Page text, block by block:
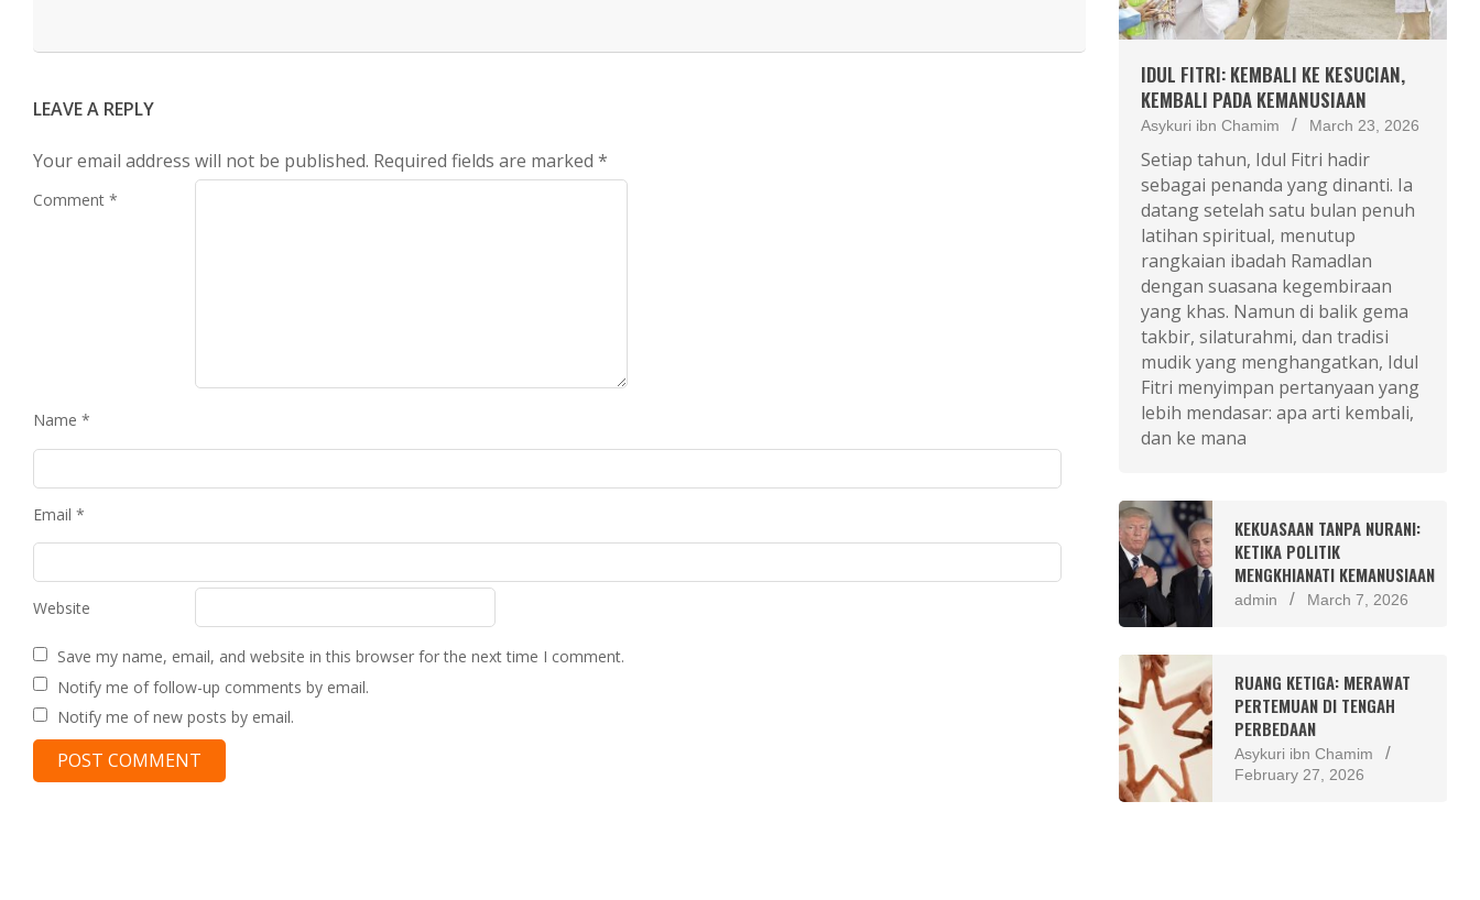
LEAVE A REPLY
Your email address will not be published. Required fields are marked *
Comment *
Name *
Email *
Website
Save my name, email, and website in this browser for the next time I comment.
Notify me of follow-up comments by email.
Notify me of new posts by email.
IDUL FITRI: KEMBALI KE KESUCIAN,
KEMBALI PADA KEMANUSIAAN
Asykuri ibn Chamim March 23, 2026
Setiap tahun, Idul Fitri hadir
sebagai penanda yang dinanti. Ia
datang setelah satu bulan penuh
latihan spiritual, menutup
rangkaian ibadah Ramadlan
dengan suasana kegembiraan
yang khas. Namun di balik gema
takbir, silaturahmi, dan tradisi
mudik yang menghangatkan, Idul
Fitri menyimpan pertanyaan yang
lebih mendasar: apa arti kembali,
dan ke mana
KEKUASAAN TANPA NURANI:
KETIKA POLITIK
MENGKHIANATI KEMANUSIAAN
admin March 7, 2026
RUANG KETIGA: MERAWAT
PERTEMUAN DI TENGAH
PERBEDAAN
Asykuri ibn Chamim
February 27, 2026